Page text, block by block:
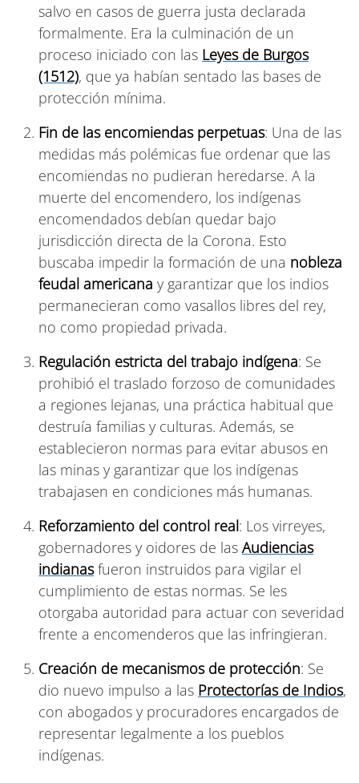
salvo en casos de guerra justa declarada
formalmente. Era la culminación de un
proceso iniciado con las Leyes de Burgos
(1512), que ya habían sentado las bases de
protección mínima.
Fin de las encomiendas perpetuas: Una de las
medidas más polémicas fue ordenar que las
encomiendas no pudieran heredarse. A la
muerte del encomendero, los indígenas
encomendados debían quedar bajo
jurisdicción directa de la Corona. Esto
buscaba impedir la formación de una nobleza
feudal americana y garantizar que los indios
permanecieran como vasallos libres del rey,
no como propiedad privada.
Regulación estricta del trabajo indígena: Se
prohibió el traslado forzoso de comunidades
a regiones lejanas, una práctica habitual que
destruía familias y culturas. Además, se
establecieron normas para evitar abusos en
las minas y garantizar que los indígenas
trabajasen en condiciones más humanas.
Reforzamiento del control real: Los virreyes,
gobernadores y oidores de las Audiencias
indianasfueron instruidos para vigilar el
cumplimiento de estas normas. Se les
otorgaba autoridad para actuar con severidad
frente a encomenderos que las infringieran.
Creación de mecanismos de protección: Se
dio nuevo impulso a las Protectorías de Indios,
con abogados y procuradores encargados de
representar legalmente a los pueblos
indígenas.